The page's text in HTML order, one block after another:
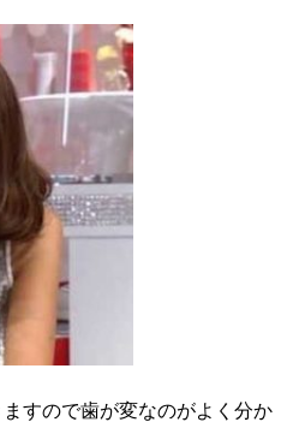
すので歯が変なのがよく分か